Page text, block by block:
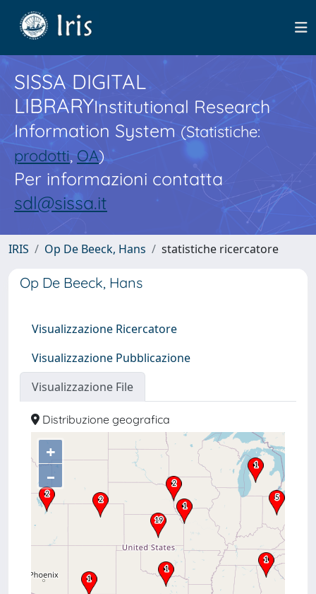
SISSA DIGITAL
LIBRARYInstitutional Research
Information System(Statistiche:
prodotti,OA)
Per informazioni contatta
sdl@sissa.it
IRIS Op De Beeck, Hans statistiche ricercatore
Op De Beeck, Hans
Visualizzazione Ricercatore
Visualizzazione Pubblicazione
Visualizzazione File
Distribuzione geografica
+
–